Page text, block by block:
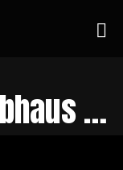
Parkplatz und Clubhaus 15.7.